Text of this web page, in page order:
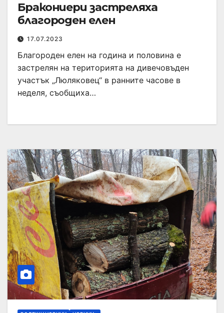
Бракониери застреляха
благороден елен
17.07.2023
Благороден елен на година и половина е
застрелян на територията на дивечовъден
участък „Люляковец“ в ранните часове в
неделя, съобщиха…